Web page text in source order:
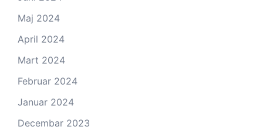
Maj 2024
April 2024
Mart 2024
Februar 2024
Januar 2024
Decembar 2023